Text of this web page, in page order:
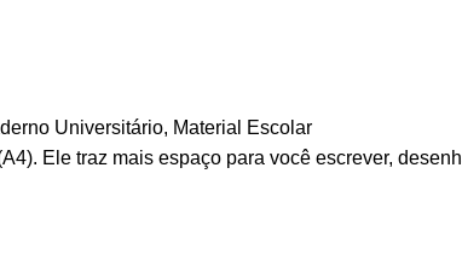
Universitário, Material Escolar
Ele traz mais espaço para você escrever,